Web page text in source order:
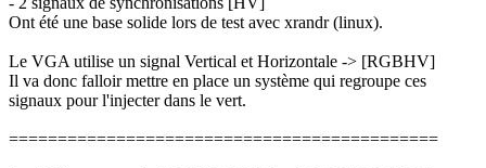
Ont été une base solide lors de test avec xrandr (linux).
Le VGA utilise un signal Vertical et Horizontale -> [RGBHV]
Il va donc falloir mettre en place un système qui regroupe ces
signaux pour l'injecter dans le vert.
============================================